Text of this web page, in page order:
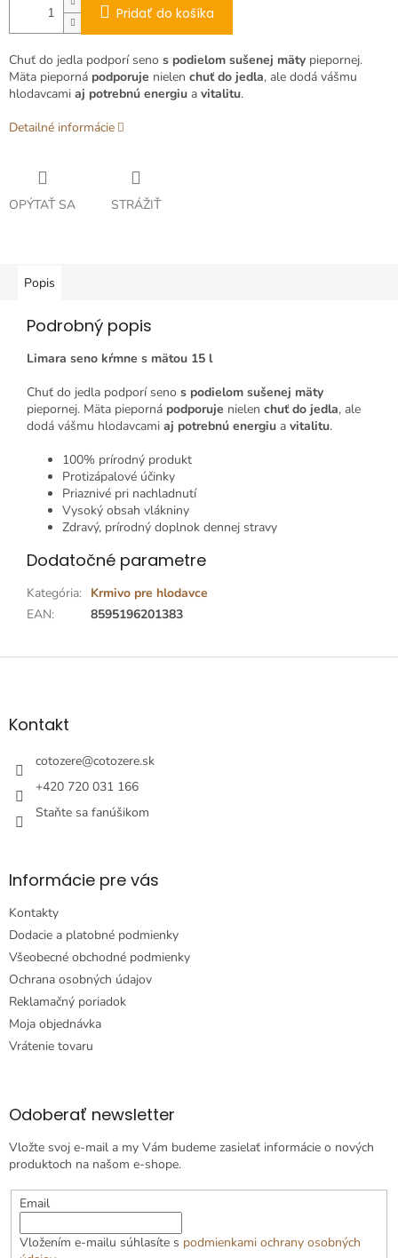
Pridať do košíka
Chuť do jedla podporí seno s podielom sušenej mäty piepornej.
Mäta pieporná podporuje nielen chuť do jedla, ale dodá vášmu
hlodavcami aj potrebnú energiu a vitalitu.
Detailné informácie
OPÝTAŤ SA STRÁŽIŤ
Popis
Podrobný popis
Limara seno kŕmne s mätou 15 l
Chuť do jedla podporí seno s podielom sušenej mäty
piepornej. Mäta pieporná podporuje nielen chuť do jedla, ale
dodá vášmu hlodavcami aj potrebnú energiu a vitalitu.
100% prírodný produkt
Protizápalové účinky
Priaznivé pri nachladnutí
Vysoký obsah vlákniny
Zdravý, prírodný doplnok dennej stravy
Dodatočné parametre
Kategória: Krmivo pre hlodavce
EAN: 8595196201383
Z
äKontakt
cotozere@cotozere.sk
+420 720 031 166
Staňte sa fanúšikom
Informácie pre vás
Kontakty
Dodacie a platobné podmienky
Všeobecné obchodné podmienky
Ochrana osobných údajov
Reklamačný poriadok
Moja objednávka
Vrátenie tovaru
Odoberať newsletter
Vložte svoj e-mail a my Vám budeme zasielať informácie o nových
produktoch na našom e-shope.
Email
Vložením e-mailu súhlasíte s podmienkami ochrany osobných